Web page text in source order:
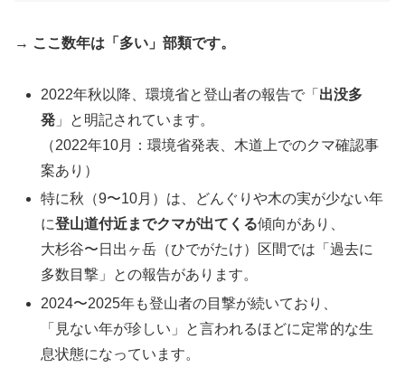
→ ここ数年は「多い」部類です。
2022年秋以降、環境省と登山者の報告で「 出没多
発 」と明記されています。
（2022年10月：環境省発表、木道上でのクマ確認事
案あり）
特に秋（9〜10月）は、どんぐりや木の実が少ない年
に登山道付近までクマが出てくる傾向があり、
大杉谷〜日出ヶ岳（ひでがたけ）区間では「過去に
多数目撃」との報告があります。
2024〜2025年も登山者の目撃が続いており、
「見ない年が珍しい」と言われるほどに定常的な生
息状態になっています。